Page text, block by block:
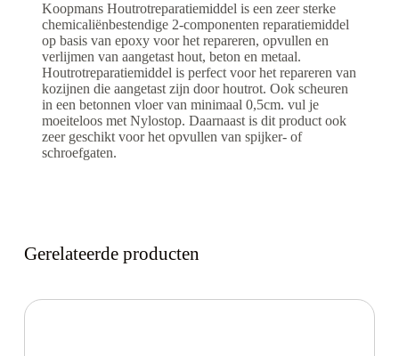
Koopmans Houtrotreparatiemiddel is een zeer sterke
chemicaliënbestendige 2-componenten reparatiemiddel
op basis van epoxy voor het repareren, opvullen en
verlijmen van aangetast hout, beton en metaal.
Houtrotreparatiemiddel is perfect voor het repareren van
kozijnen die aangetast zijn door houtrot. Ook scheuren
in een betonnen vloer van minimaal 0,5cm. vul je
moeiteloos met Nylostop. Daarnaast is dit product ook
zeer geschikt voor het opvullen van spijker- of
schroefgaten.
Gerelateerde producten